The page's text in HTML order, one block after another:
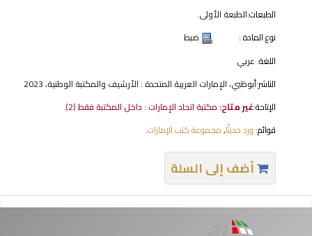
الطبعات:الطبعة الأولى.
نوع المادة :
ضبط
اللغة: عربي
الناشر:أبوظبي، الإمارات العربية المتحدة : الأرشيف والمكتبة الوطنية، 2023
الإتاحة:غير متاح: مكتبة اتحاد الإمارات : داخل المكتبة فقط(2).
قوائم: ورد حديثًا,مجموعة كتب الإمارات.
أضف إلى السلة